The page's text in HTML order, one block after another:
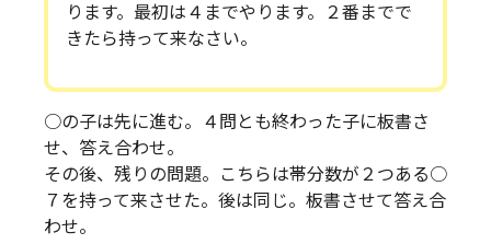
ります。最初は４までやります。２番までで
きたら持って来なさい。
○の子は先に進む。４問とも終わった子に板書さ
せ、答え合わせ。
その後、残りの問題。こちらは帯分数が２つある○
７を持って来させた。後は同じ。板書させて答え合
わせ。